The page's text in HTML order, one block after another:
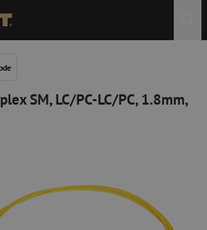
SM, LC/PC-LC/PC, 1.8mm,